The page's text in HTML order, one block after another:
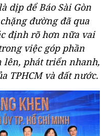
dịp để Báo Sài Gòn
đường đã qua
định rõ hơn nữa vai
việc góp phần
lên, phát triển nhanh,
TPHCM và đất nước.